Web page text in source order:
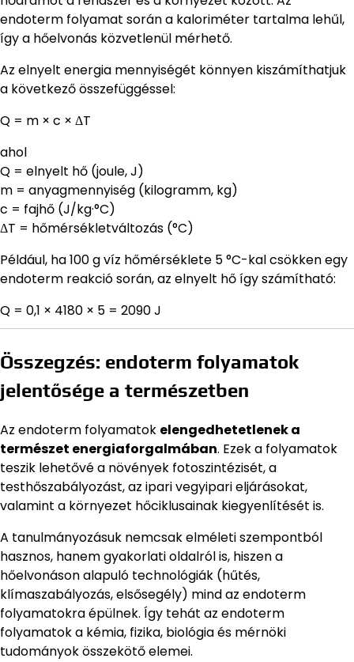
endoterm folyamat során a kaloriméter tartalma lehűl,
így a hőelvonás közvetlenül mérhető.
Az elnyelt energia mennyiségét könnyen kiszámíthatjuk
a következő összefüggéssel:
Q = m × c × ΔT
ahol
Q = elnyelt hő (joule, J)
m = anyagmennyiség (kilogramm, kg)
c = fajhő (J/kg·°C)
ΔT = hőmérsékletváltozás (°C)
Például, ha 100 g víz hőmérséklete 5 °C-kal csökken egy
endoterm reakció során, az elnyelt hő így számítható:
Q = 0,1 × 4180 × 5 = 2090 J
Összegzés: endoterm folyamatok
jelentősége a természetben
Az endoterm folyamatok elengedhetetlenek a
természet energiaforgalmában. Ezek a folyamatok
teszik lehetővé a növények fotoszintézisét, a
testhőszabályozást, az ipari vegyipari eljárásokat,
valamint a környezet hőciklusainak kiegyenlítését is.
A tanulmányozásuk nemcsak elméleti szempontból
hasznos, hanem gyakorlati oldalról is, hiszen a
hőelvonáson alapuló technológiák (hűtés,
klímaszabályozás, elsősegély) mind az endoterm
folyamatokra épülnek. Így tehát az endoterm
folyamatok a kémia, fizika, biológia és mérnöki
tudományok összekötő elemei.